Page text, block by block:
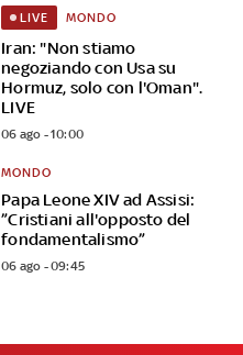
Iran: "Non stiamo
negoziando con Usa su
Hormuz, solo con l'Oman".
LIVE
LIVE MONDO
06 ago - 10:00
Papa Leone XIV ad Assisi:
”Cristiani all'opposto del
fondamentalismo”
MONDO
06 ago - 09:45